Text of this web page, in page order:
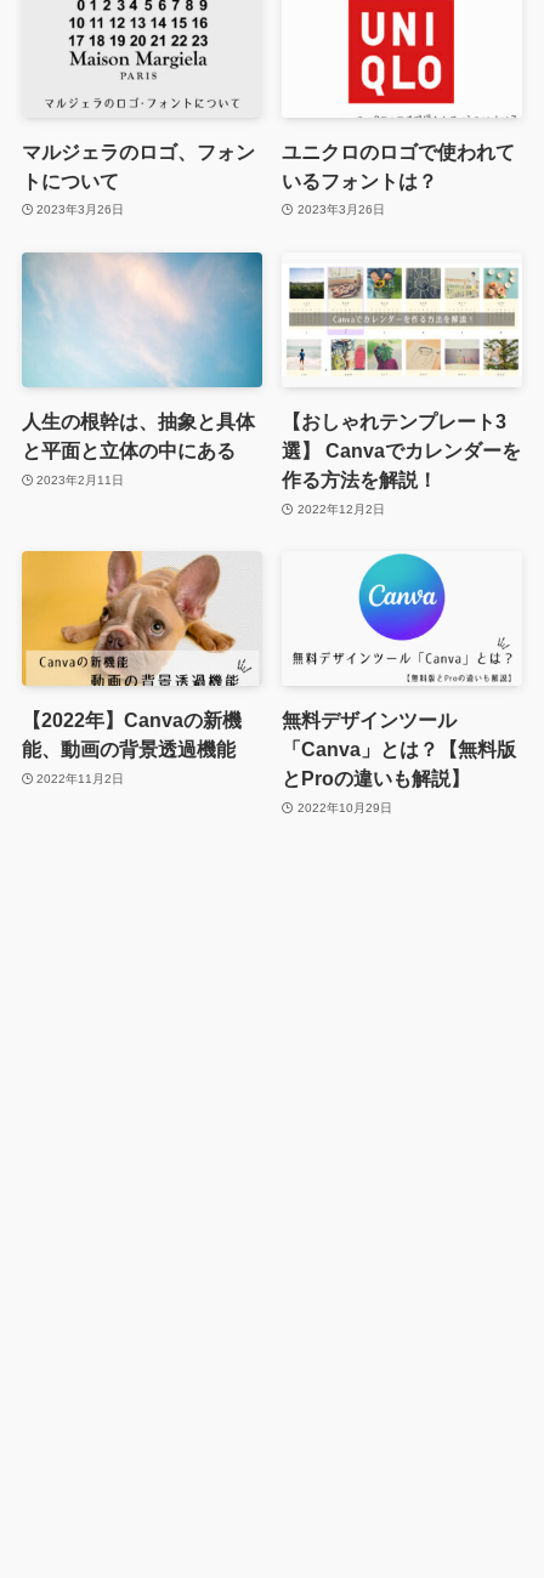
マルジェラのロゴ、フォン
トについて
2023年3月26日
ユニクロのロゴで使われて
いるフォントは？
2023年3月26日
人生の根幹は、抽象と具体
と平面と立体の中にある
2023年2月11日
【おしゃれテンプレート3
選】 Canvaでカレンダーを
作る方法を解説！
2022年12月2日
【2022年】Canvaの新機
能、動画の背景透過機能
2022年11月2日
無料デザインツール
「Canva」とは？【無料版
とProの違いも解説】
2022年10月29日